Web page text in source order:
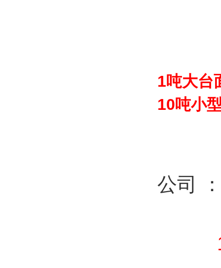
1吨大台
10吨小
公司